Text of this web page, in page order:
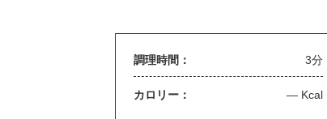
調理時間： 3分
カロリー： — Kcal